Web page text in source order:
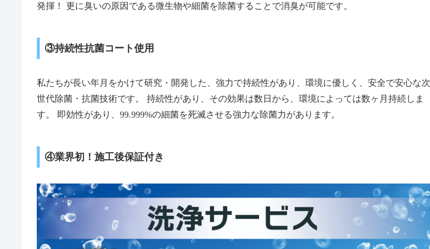
発揮！ 更に臭いの原因である微生物や細菌を除菌することで消臭が可能です。
③持続性抗菌コート使用
私たちが長い年月をかけて研究・開発した、強力で持続性があり、環境に優しく、安全で安心な次
世代除菌・抗菌技術です。 持続性があり、その効果は数日から、環境によっては数ヶ月持続しま
す。 即効性があり、99.999%の細菌を死滅させる強力な除菌力があります。
④業界初！施工後保証付き